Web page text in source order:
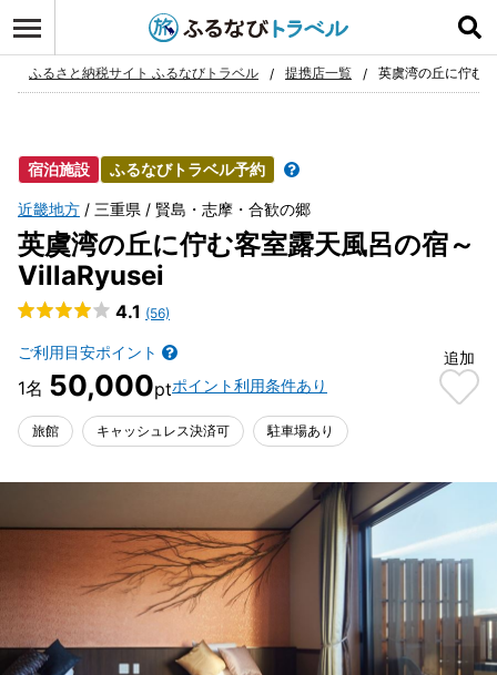
お気に入り
ふるさと納税サイト ふるなびトラベル 提携店一覧 英虞湾の丘に佇む
宿泊施設 ふるなびトラベル予約
近畿地方 三重県 賢島・志摩・合歓の郷
英虞湾の丘に佇む客室露天風呂の宿～
VillaRyusei
4.1 (56)
ご利用目安ポイント
50,000 ポイント利用条件あり
追加
旅館 キャッシュレス決済可 駐車場あり